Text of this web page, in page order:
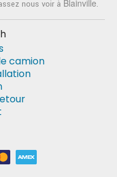
nous voir à Blainville.
camion